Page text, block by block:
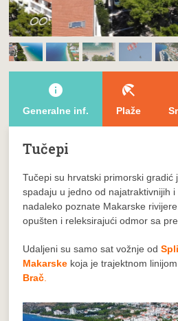
info
Generalne inf.
beach_access
Plaže
Tučepi
Tučepi su hrvatski primorski
spadaju u jedno od najatraktivnijih
nadaleko poznate Makarske
opušten i releksirajući odmor sa
Udaljeni su samo sat vožnje od
Makarske koja je trajektnom
Brač